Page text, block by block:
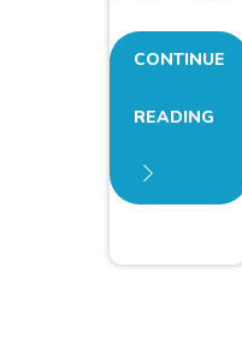
CONTINUE
READING